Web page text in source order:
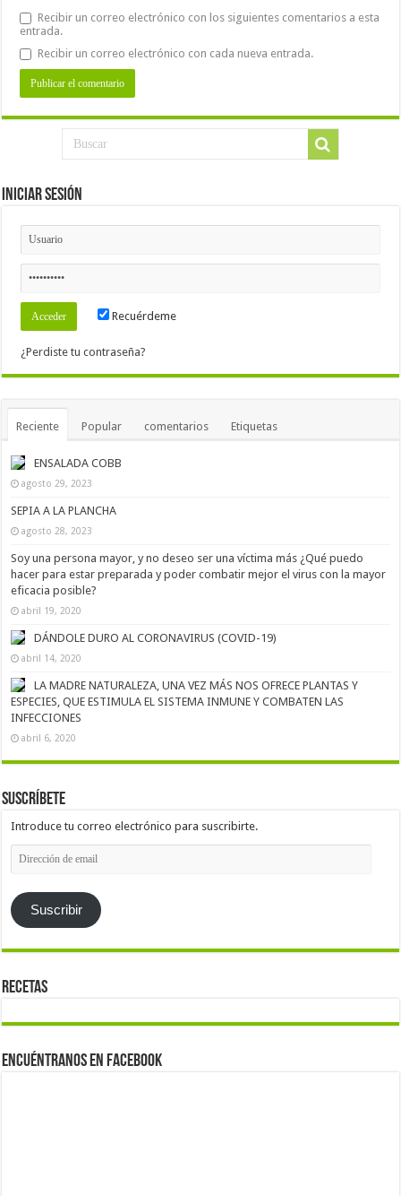
Recibir un correo electrónico con los siguientes comentarios a esta
entrada.
Recibir un correo electrónico con cada nueva entrada.
Iniciar Sesión
Recuérdeme
¿Perdiste tu contraseña?
Reciente Popular comentarios Etiquetas
ENSALADA COBB
agosto 29, 2023
SEPIA A LA PLANCHA
agosto 28, 2023
Soy una persona mayor, y no deseo ser una víctima más ¿Qué puedo
hacer para estar preparada y poder combatir mejor el virus con la mayor
eficacia posible?
abril 19, 2020
DÁNDOLE DURO AL CORONAVIRUS (COVID-19)
abril 14, 2020
LA MADRE NATURALEZA, UNA VEZ MÁS NOS OFRECE PLANTAS Y
ESPECIES, QUE ESTIMULA EL SISTEMA INMUNE Y COMBATEN LAS
INFECCIONES
abril 6, 2020
Suscríbete
Introduce tu correo electrónico para suscribirte.
Dirección
de
Suscribir
Recetas
Encuéntranos en Facebook